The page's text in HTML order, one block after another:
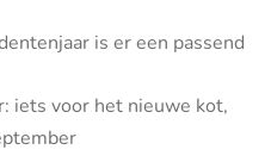
is er een passend
iets voor het nieuwe kot,